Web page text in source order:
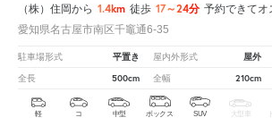
（株）住岡から 1.4km 徒歩 17～24分 予約できてオ
愛知県名古屋市南区千竈通6-35
駐車場形式 平置き 屋内外形式 屋外
全長 500cm 全幅 210cm
軽 コ 中型 ボックス SUV 大型車